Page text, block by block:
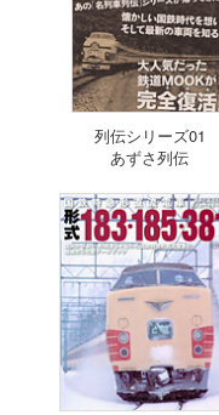
列伝シリーズ01
あずさ列伝